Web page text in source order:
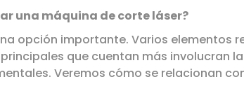
una máquina de corte láser?
opción importante. Varios elementos
que cuentan más involucran
Veremos cómo se relacionan